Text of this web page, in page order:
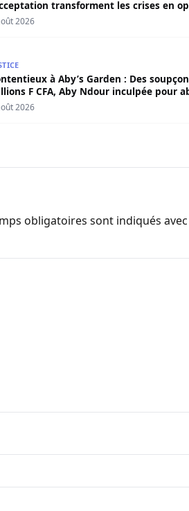
transforment les crises en
2026
à Aby’s Garden : Des
F CFA, Aby Ndour inculpée pour
2026
obligatoires sont indiqués avec